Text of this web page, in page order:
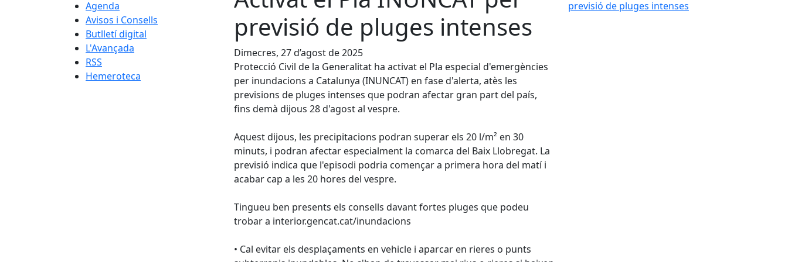
Agenda
Avisos i Consells
Butlletí digital
L'Avançada
RSS
Hemeroteca
previsió de pluges intenses
Dimecres, 27 d’agost de 2025
Protecció Civil de la Generalitat ha activat el Pla especial d'emergències
per inundacions a Catalunya (INUNCAT) en fase d'alerta, atès les
previsions de pluges intenses que podran afectar gran part del país,
fins demà dijous 28 d'agost al vespre.
Aquest dijous, les precipitacions podran superar els 20 l/m² en 30
minuts, i podran afectar especialment la comarca del Baix Llobregat. La
previsió indica que l'episodi podria començar a primera hora del matí i
acabar cap a les 20 hores del vespre.
Tingueu ben presents els consells davant fortes pluges que podeu
trobar a interior.gencat.cat/inundacions
• Cal evitar els desplaçaments en vehicle i aparcar en rieres o punts